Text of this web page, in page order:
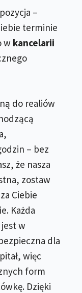
–
terminie
w kancelarii
do realiów
– bez
że nasza
zostaw
Ciebie
Każda
w
dla
więc
form
Dzięki